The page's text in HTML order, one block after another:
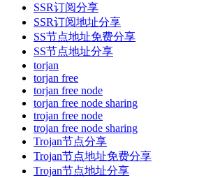
SSR订阅分享
SSR订阅地址分享
SS节点地址免费分享
SS节点地址分享
torjan
torjan free
torjan free node
torjan free node sharing
trojan free node
trojan free node sharing
Trojan节点分享
Trojan节点地址免费分享
Trojan节点地址分享